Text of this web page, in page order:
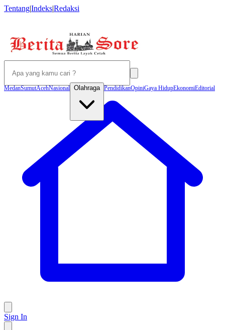
Tentang|Indeks|Redaksi
MedanSumutAcehNasional Olahraga PendidikanOpiniGaya HidupEkonomiEditorial
Sign In